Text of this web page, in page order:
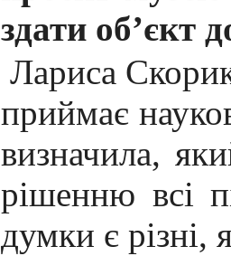
здати об’єкт
Лариса
приймає
визначила,
рішенню всі
думки є різні,